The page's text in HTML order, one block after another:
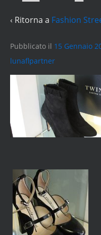
‹ Ritorna a Fashion
Pubblicato il 15 Gennaio
lunaflpartner